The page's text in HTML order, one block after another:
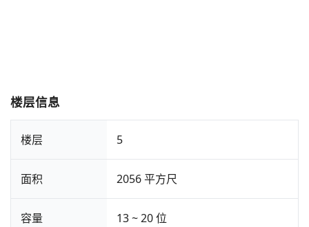
楼层信息
楼层 5
面积 2056 平方尺
容量 13 ~ 20 位